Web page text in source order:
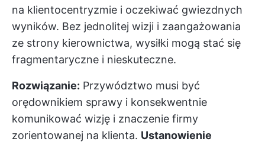
na klientocentryzmie i oczekiwać gwiezdnych
wyników. Bez jednolitej wizji i zaangażowania
ze strony kierownictwa, wysiłki mogą stać się
fragmentaryczne i nieskuteczne.
Rozwiązanie: Przywództwo musi być
orędownikiem sprawy i konsekwentnie
komunikować wizję i znaczenie firmy
zorientowanej na klienta. Ustanowienie